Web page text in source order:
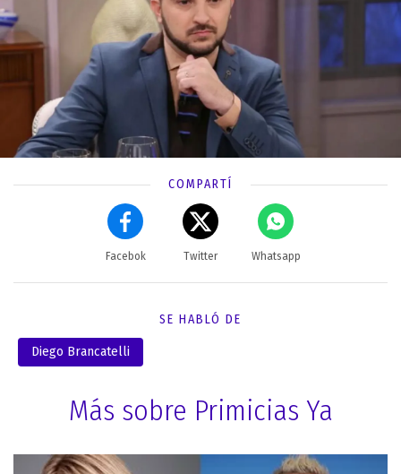
COMPARTÍ
Facebok Twitter Whatsapp
SE HABLÓ DE
Diego Brancatelli
Más sobre Primicias Ya